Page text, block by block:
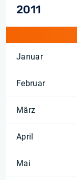
2011
Januar
Februar
März
April
Mai